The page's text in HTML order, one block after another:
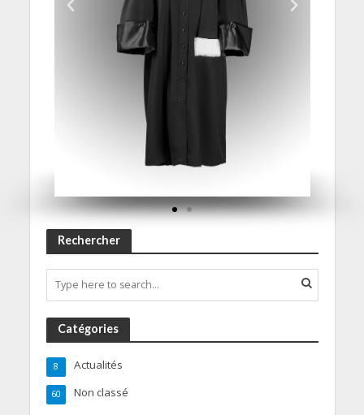
Rechercher
Catégories
Actualités
8
Non classé
60